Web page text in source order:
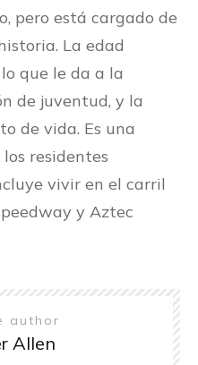
pero está cargado de
La edad
que le da a la
de juventud, y la
de vida. Es una
residentes
vivir en el carril
y Aztec
author
Allen